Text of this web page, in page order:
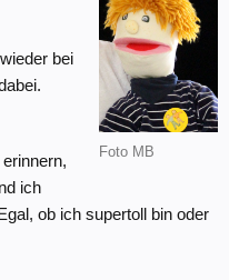
Foto MB
bei
ich
ob ich supertoll bin oder